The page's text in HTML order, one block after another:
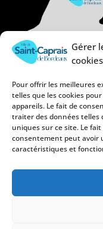
Gérer
cookies
Pour offrir les meilleures
telles que les cookies
appareils. Le fait de
traiter des données telles
uniques sur ce site. Le
consentement peut avoir
caractéristiques et